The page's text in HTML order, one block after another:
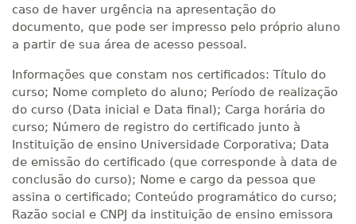
caso de haver urgência na apresentação do
documento, que pode ser impresso pelo próprio aluno
a partir de sua área de acesso pessoal.
Informações que constam nos certificados: Título do
curso; Nome completo do aluno; Período de realização
do curso (Data inicial e Data final); Carga horária do
curso; Número de registro do certificado junto à
Instituição de ensino Universidade Corporativa; Data
de emissão do certificado (que corresponde à data de
conclusão do curso); Nome e cargo da pessoa que
assina o certificado; Conteúdo programático do curso;
Razão social e CNPJ da instituição de ensino emissora